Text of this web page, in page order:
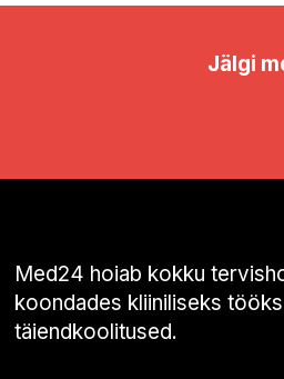
Jälgi
Med24 hoiab kokku
koondades kliiniliseks
täiendkoolitused.